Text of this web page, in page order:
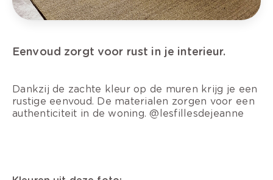
Eenvoud zorgt voor rust in je interieur.
Dankzij de zachte kleur op de muren krijg je een
rustige eenvoud. De materialen zorgen voor een
authenticiteit in de woning. @lesfillesdejeanne